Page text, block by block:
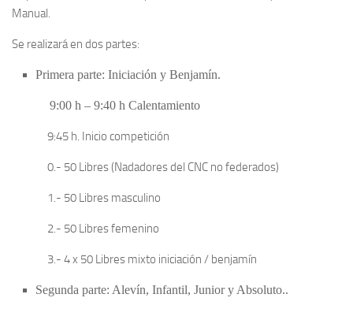
Manual.
Se realizará en dos partes:
Primera parte: Iniciación y Benjamín.
9:00 h – 9:40 h Calentamiento
9:45 h. Inicio competición
0.- 50 Libres (Nadadores del CNC no federados)
1.- 50 Libres masculino
2.- 50 Libres femenino
3.- 4 x 50 Libres mixto iniciación / benjamín
Segunda parte: Alevín, Infantil, Junior y Absoluto..